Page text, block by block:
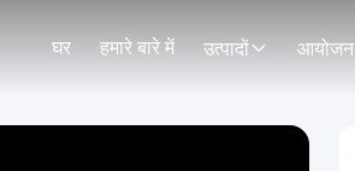
घर हमारे बारे में उत्पादों आयोजन